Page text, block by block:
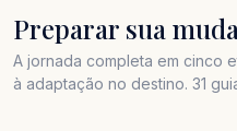
Preparar sua
A jornada completa em cinco
à adaptação no destino. 31